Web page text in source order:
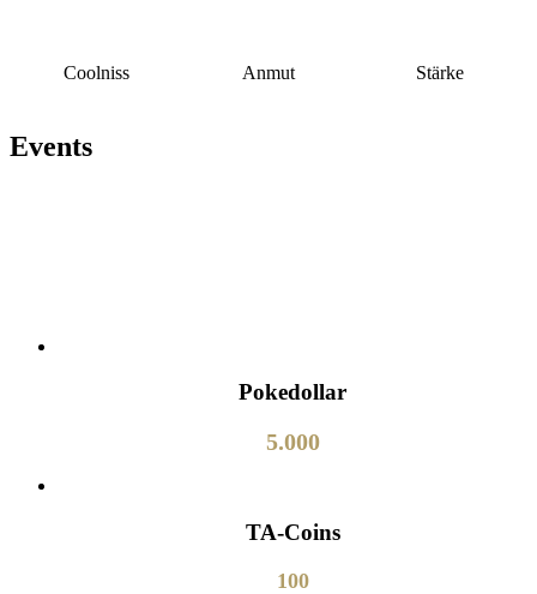
Coolniss Anmut Stärke
Events
Pokedollar
5.000
TA-Coins
100